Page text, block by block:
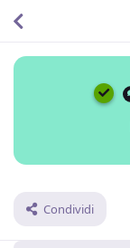
Condividi